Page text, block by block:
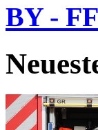
BY -